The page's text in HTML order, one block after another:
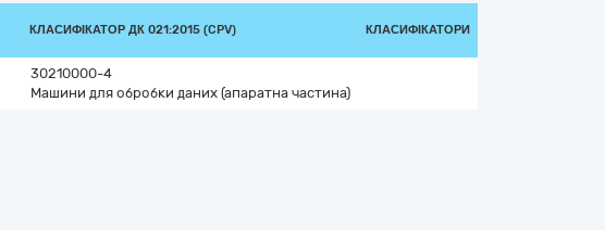
КЛАСИФІКАТОР ДК 021:2015 (CPV) КЛАСИФІКАТОРИ
30210000-4
Машини для обробки даних (апаратна частина)